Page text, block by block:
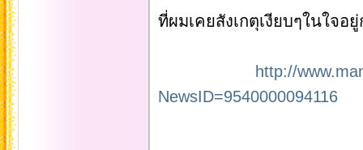
ที่ผมเคยสังเกตุเงียบๆในใจ
http://
NewsID=9540000094116